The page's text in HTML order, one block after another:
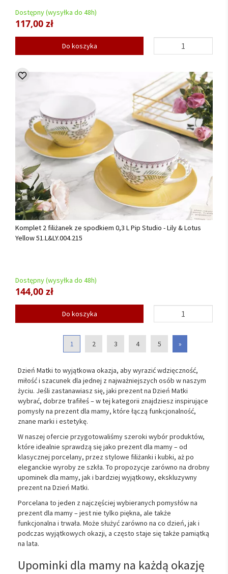
Dostępny (wysyłka do 48h)
117,00 zł
Do koszyka
Komplet 2 filiżanek ze spodkiem 0,3 L Pip Studio - Lily & Lotus
Yellow 51.L&LY.004.215
Dostępny (wysyłka do 48h)
144,00 zł
Do koszyka
1 2 3 4 5 »
Dzień Matki to wyjątkowa okazja, aby wyrazić wdzięczność,
miłość i szacunek dla jednej z najważniejszych osób w naszym
życiu. Jeśli zastanawiasz się, jaki prezent na Dzień Matki
wybrać, dobrze trafiłeś – w tej kategorii znajdziesz inspirujące
pomysły na prezent dla mamy, które łączą funkcjonalność,
znane marki i estetykę.
W naszej ofercie przygotowaliśmy szeroki wybór produktów,
które idealnie sprawdzą się jako prezent dla mamy – od
klasycznej porcelany, przez stylowe filiżanki i kubki, aż po
eleganckie wyroby ze szkła. To propozycje zarówno na drobny
upominek dla mamy, jak i bardziej wyjątkowy, ekskluzywny
prezent na Dzień Matki.
Porcelana to jeden z najczęściej wybieranych pomysłów na
prezent dla mamy – jest nie tylko piękna, ale także
funkcjonalna i trwała. Może służyć zarówno na co dzień, jak i
podczas wyjątkowych okazji, a często staje się także pamiątką
na lata.
Upominki dla mamy na każdą okazję